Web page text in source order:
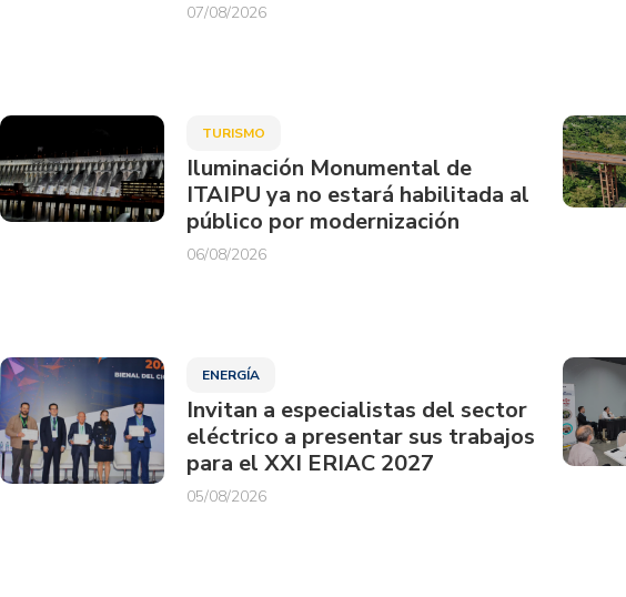
07/08/2026
TURISMO
Iluminación Monumental de
ITAIPU ya no estará habilitada al
público por modernización
06/08/2026
ENERGÍA
Invitan a especialistas del sector
eléctrico a presentar sus trabajos
para el XXI ERIAC 2027
05/08/2026